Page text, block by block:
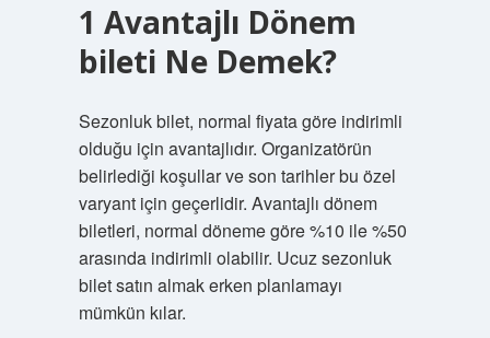
1 Avantajlı Dönem
bileti Ne Demek?
Sezonluk bilet, normal fiyata göre indirimli
olduğu için avantajlıdır. Organizatörün
belirlediği koşullar ve son tarihler bu özel
varyant için geçerlidir. Avantajlı dönem
biletleri, normal döneme göre %10 ile %50
arasında indirimli olabilir. Ucuz sezonluk
bilet satın almak erken planlamayı
mümkün kılar.